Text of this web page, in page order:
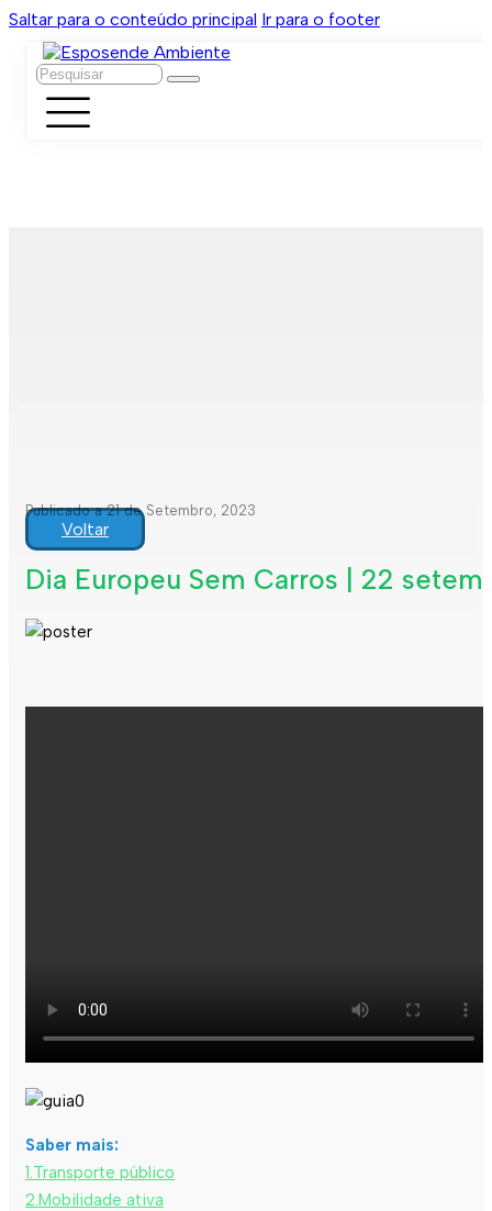
Saltar para o conteúdo principal Ir para o footer
Pesquisar
Publicado a 21 de Setembro, 2023
Voltar
Dia Europeu Sem Carros | 22
Saber mais:
1.Transporte público
2.Mobilidade ativa